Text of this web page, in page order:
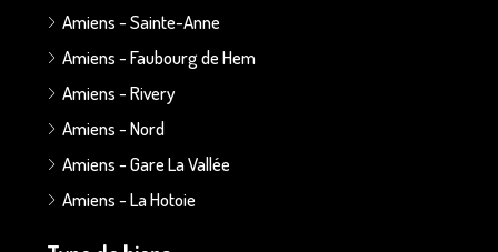
Amiens - Sainte-Anne
Amiens - Faubourg de Hem
Amiens - Rivery
Amiens - Nord
Amiens - Gare La Vallée
Amiens - La Hotoie